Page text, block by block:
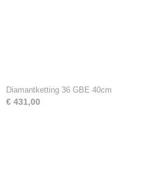
Diamantketting 36 GBE 40cm
€ 431,00